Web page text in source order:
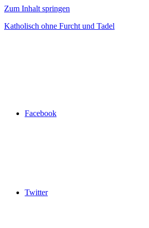
Zum Inhalt springen
Katholisch ohne Furcht und Tadel
Facebook
Twitter